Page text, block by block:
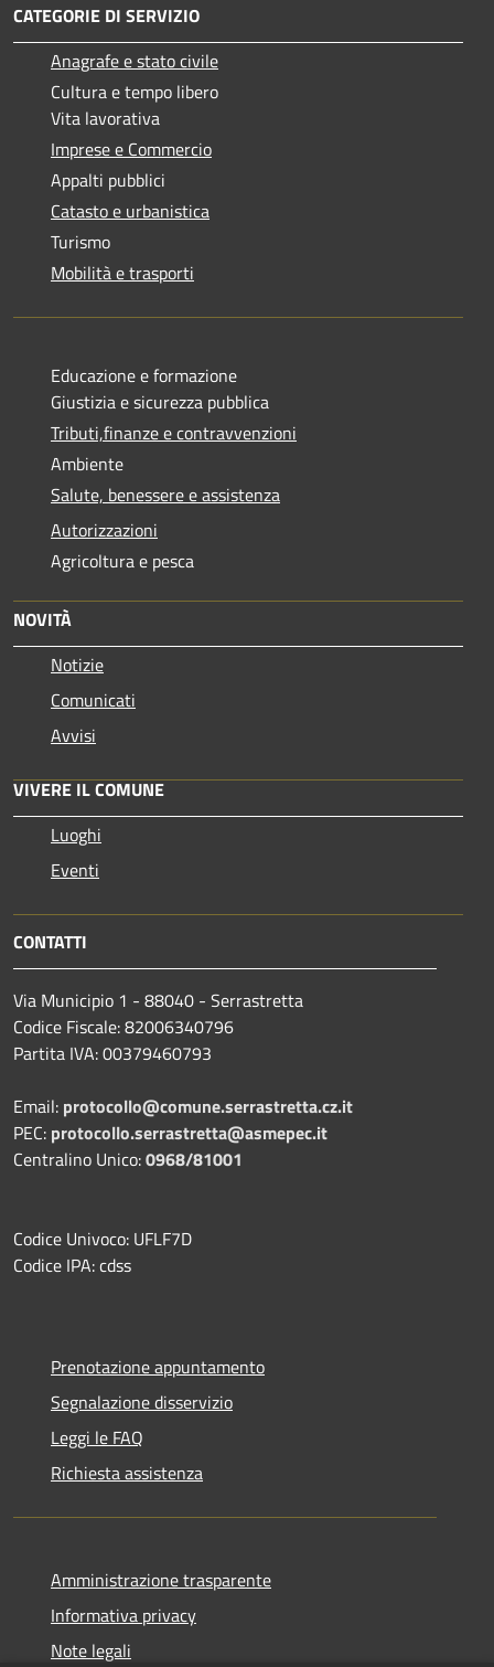
CATEGORIE DI SERVIZIO
Anagrafe e stato civile
Cultura e tempo libero
Vita lavorativa
Imprese e Commercio
Appalti pubblici
Catasto e urbanistica
Turismo
Mobilità e trasporti
Educazione e formazione
Giustizia e sicurezza pubblica
Tributi,finanze e contravvenzioni
Ambiente
Salute, benessere e assistenza
Autorizzazioni
Agricoltura e pesca
NOVITÀ
Notizie
Comunicati
Avvisi
VIVERE IL COMUNE
Luoghi
Eventi
CONTATTI
Via Municipio 1 - 88040 - Serrastretta
Codice Fiscale: 82006340796
Partita IVA: 00379460793
Email: protocollo@comune.serrastretta.cz.it
PEC: protocollo.serrastretta@asmepec.it
Centralino Unico:0968/81001
Codice Univoco: UFLF7D
Codice IPA: cdss
Prenotazione appuntamento
Segnalazione disservizio
Leggi le FAQ
Richiesta assistenza
Amministrazione trasparente
Informativa privacy
Note legali